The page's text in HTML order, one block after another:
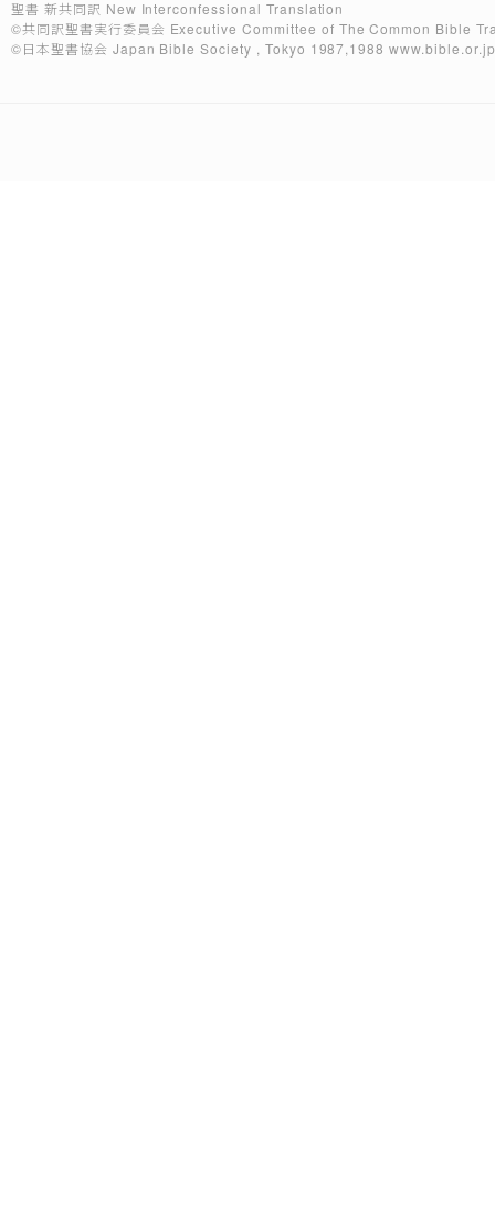
聖書 新共同訳 New Interconfessional Translation
©共同訳聖書実行委員会 Executive Committee of The Common Bible
©日本聖書協会 Japan Bible Society , Tokyo 1987,1988www.bible.or.jp